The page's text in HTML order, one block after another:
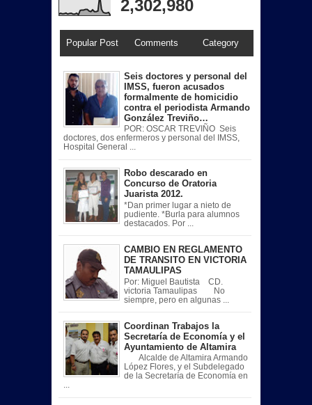
2,302,980
Popular Post Comments Category
Seis doctores y personal del
IMSS, fueron acusados
formalmente de homicidio
contra el periodista Armando
González Treviño…
POR: OSCAR TREVIÑO Seis
doctores, dos enfermeros y personal del IMSS,
Hospital General ...
Robo descarado en
Concurso de Oratoria
Juarista 2012.
*Dan primer lugar a nieto de
pudiente. *Burla para alumnos
destacados. Por ...
CAMBIO EN REGLAMENTO
DE TRANSITO EN VICTORIA
TAMAULIPAS
Por: Miguel Bautista CD.
victoria Tamaulipas No
siempre, pero en algunas ...
Coordinan Trabajos la
Secretaría de Economía y el
Ayuntamiento de Altamira
Alcalde de Altamira Armando
López Flores, y el Subdelegado
de la Secretaría de Economía en